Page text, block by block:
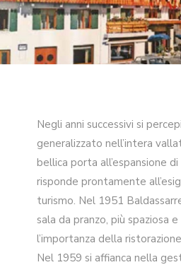
Negli anni successivi si
generalizzato nell’intera
bellica porta all’espansione
risponde prontamente
turismo. Nel 1951
sala da pranzo, più spaziosa
l’importanza della
Nel 1959 si affianca nella